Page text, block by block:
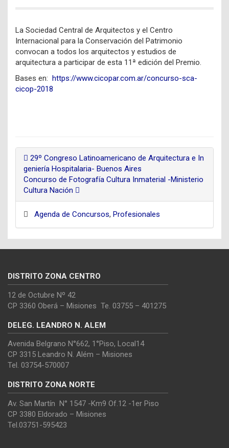
La Sociedad Central de Arquitectos y el Centro
Internacional para la Conservación del Patrimonio
convocan a todos los arquitectos y estudios de
arquitectura a participar de esta 11ª edición del Premio.
Bases en: https://www.cicopar.com.ar/concurso-sca-
cicop-2018
29º Congreso Latinoamericano de Arquitectura e In
geniería Hospitalaria- Buenos Aires
Concurso de Fotografía Cultura Inmaterial -Ministerio
Cultura Nación
Agenda de Concursos, Profesionales
DISTRITO ZONA CENTRO
12 de Octubre Nº 42
CP 3360 Oberá – Misiones Te. 03755 – 401275
DELEG. LEANDRO N. ALEM
Avenida Belgrano N°662, 1°Piso, Local14
CP 3315 Leandro N. Além – Misiones
Tel. 03754-570007
DISTRITO ZONA NORTE
Av. San Martín N° 1547 -Km9 Of.12 -1er Piso
CP 3380 Eldorado – Misiones
Tel.03751-595423